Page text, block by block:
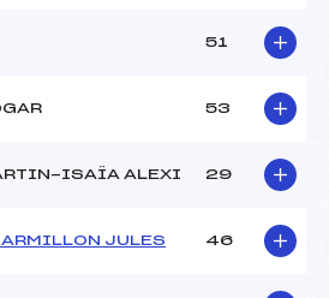
51
53
ISAÏA ALEXI 29
JULES 46